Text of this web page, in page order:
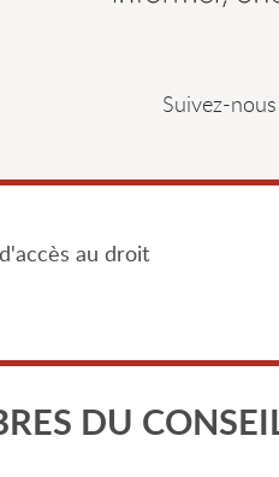
Suivez-
au droit
DU